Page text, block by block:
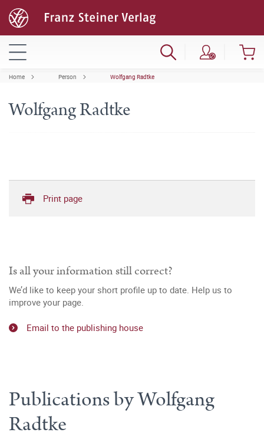
Home Person Wolfgang Radtke
Wolfgang Radtke
Print page
Is all your information still correct?
We’d like to keep your short profile up to date. Help us to
improve your page.
Email to the publishing house
Publications by Wolfgang
Radtke